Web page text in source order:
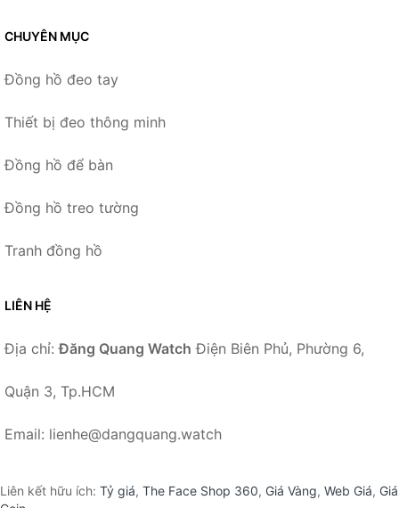
CHUYÊN MỤC
Đồng hồ đeo tay
Thiết bị đeo thông minh
Đồng hồ để bàn
Đồng hồ treo tường
Tranh đồng hồ
LIÊN HỆ
Địa chỉ:Đăng Quang Watch Điện Biên Phủ, Phường 6,
Quận 3, Tp.HCM
Email: lienhe@dangquang.watch
Liên kết hữu ích: Tỷ giá, The Face Shop 360, Giá Vàng, Web Giá, Giá